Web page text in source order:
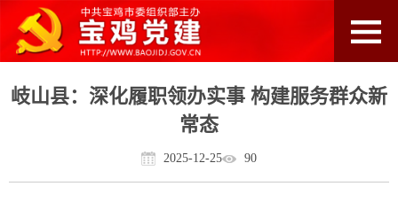
岐山县：深化履职领办实事 构建服务群众新
常态
2025-12-25 90